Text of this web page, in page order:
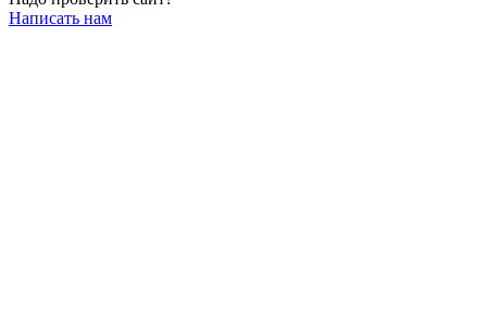
Написать нам